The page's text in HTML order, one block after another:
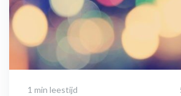
1 min leestijd